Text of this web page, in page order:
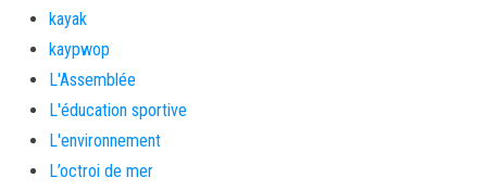
kayak
kaypwop
L'Assemblée
L'éducation sportive
L'environnement
L’octroi de mer